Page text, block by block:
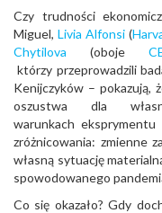
Czy trudności
Miguel, Livia Alfonsi(
Chytilova (oboje
którzy przeprowadzili
Kenijczyków – pokazują,
oszustwa dla
warunkach
zróżnicowania: zmienne
własną sytuację
spowodowanego
Co się okazało? Gdy